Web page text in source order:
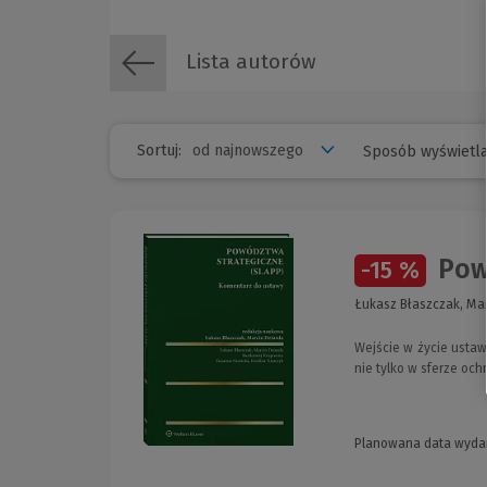
Lista autorów
Sortuj: Sposób
-15 %
Łukasz Błaszczak,
Wejście w życie
nie tylko w sferze
Planowana data